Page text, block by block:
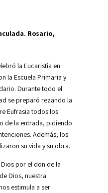
Rosario,
la Eucaristía en
la Escuela Primaria y
Durante todo el
se preparó rezando la
Eufrasia todos los
de la entrada, pidiendo
Además, los
su vida y su obra.
por el don de la
Dios, nuestra
estimula a ser